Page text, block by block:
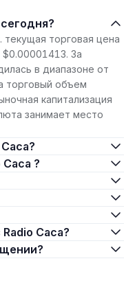
сегодня?
торговая цена
$0.00001413. За
в диапазоне от
торговый объем
капитализация
занимает место
Caca ?
Radio Caca?